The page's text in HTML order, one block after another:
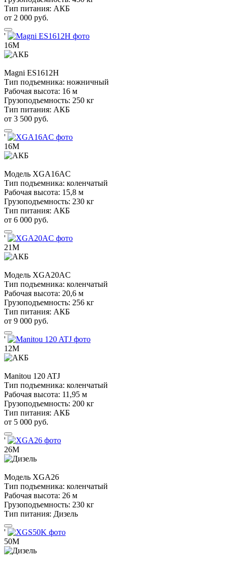
Тип питания: АКБ
от 2 000 руб.
'
16М
Magni ES1612H
Тип подъемника: ножничный
Рабочая высота: 16 м
Грузоподъемность: 250 кг
Тип питания: АКБ
от 3 500 руб.
'
16М
Модель XGA16AC
Тип подъемника: коленчатый
Рабочая высота: 15,8 м
Грузоподъемность: 230 кг
Тип питания: АКБ
от 6 000 руб.
'
21М
Модель XGA20AC
Тип подъемника: коленчатый
Рабочая высота: 20,6 м
Грузоподъемность: 256 кг
Тип питания: АКБ
от 9 000 руб.
'
12М
Manitou 120 ATJ
Тип подъемника: коленчатый
Рабочая высота: 11,95 м
Грузоподъемность: 200 кг
Тип питания: АКБ
от 5 000 руб.
'
26М
Модель XGA26
Тип подъемника: коленчатый
Рабочая высота: 26 м
Грузоподъемность: 230 кг
Тип питания: Дизель
'
50М